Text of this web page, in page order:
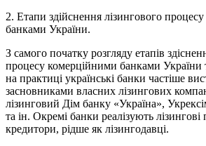
2. Етапи здійснення лізингового
банками України.
З самого початку розгляду етапів
процесу комерційними банками України
на практиці українські банки частіше
засновниками власних лізингових
лізинговий Дім банку «Україна»,
та ін. Окремі банки реалізують лізингові
кредитори, рідше як лізингодавці.